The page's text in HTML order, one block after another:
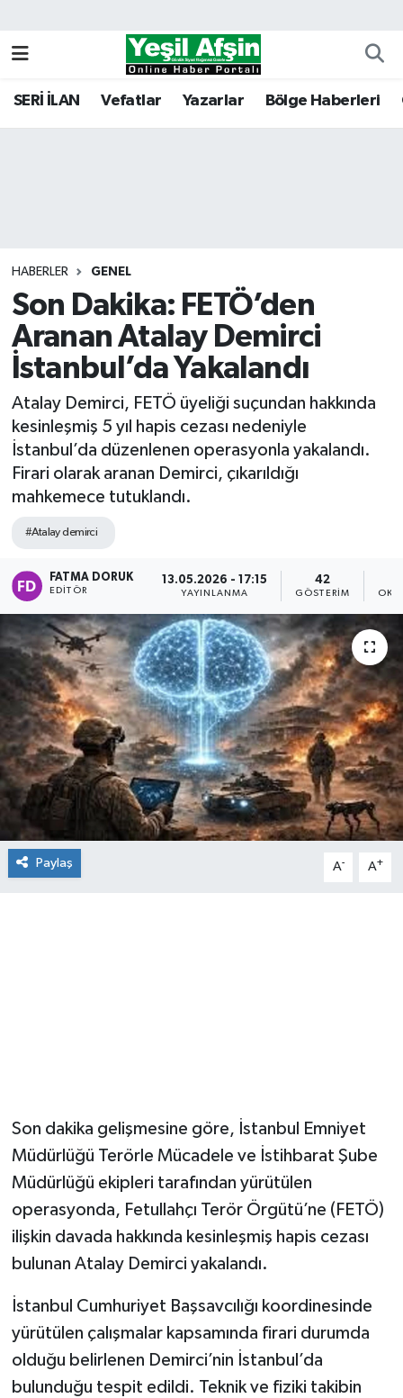
SERİ İLAN Vefatlar Yazarlar Bölge Haberleri
HABERLER GENEL
Son Dakika: FETÖ’den
Aranan Atalay Demirci
İstanbul’da Yakalandı
Atalay Demirci, FETÖ üyeliği suçundan hakkında
kesinleşmiş 5 yıl hapis cezası nedeniyle
İstanbul’da düzenlenen operasyonla yakalandı.
Firari olarak aranan Demirci, çıkarıldığı
mahkemece tutuklandı.
#Atalay demirci
FATMA DORUK
EDITÖR
13.05.2026 - 17:15
YAYINLANMA
42
GÖSTERIM
Paylaş A- A+
Son dakika gelişmesine göre, İstanbul Emniyet
Müdürlüğü Terörle Mücadele ve İstihbarat Şube
Müdürlüğü ekipleri tarafından yürütülen
operasyonda, Fetullahçı Terör Örgütü’ne (FETÖ)
ilişkin davada hakkında kesinleşmiş hapis cezası
bulunan Atalay Demirci yakalandı.
İstanbul Cumhuriyet Başsavcılığı koordinesinde
yürütülen çalışmalar kapsamında firari durumda
olduğu belirlenen Demirci’nin İstanbul’da
bulunduğu tespit edildi. Teknik ve fiziki takibin
Kahramanmaraş Nöbetçi Eczaneler
Tüm Manşetler
Son Dakika Haberleri